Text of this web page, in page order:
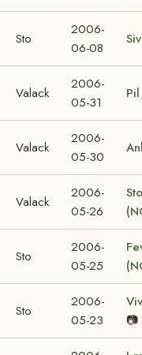
Sto
2006-
06-08
Valack
2006-
05-31
Pil
Valack
2006-
05-30
Valack
2006-
05-26
Sto
2006-
05-25
Sto
2006-
05-23
📷